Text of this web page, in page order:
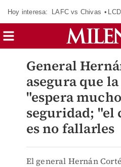
Hoy interesa: LAFC vs Chivas
General
asegura que
"espera
seguridad; "el
es no fallarles
El general Hernán